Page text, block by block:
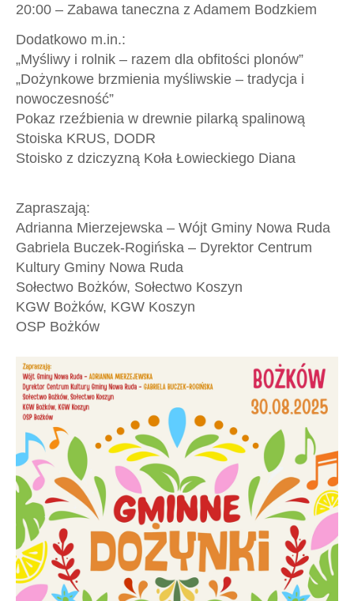
20:00 – Zabawa taneczna z Adamem Bodzkiem
Dodatkowo m.in.:
„Myśliwy i rolnik – razem dla obfitości plonów”
„Dożynkowe brzmienia myśliwskie – tradycja i
nowoczesność”
Pokaz rzeźbienia w drewnie pilarką spalinową
Stoiska KRUS, DODR
Stoisko z dziczyzną Koła Łowieckiego Diana
Zapraszają:
Adrianna Mierzejewska – Wójt Gminy Nowa Ruda
Gabriela Buczek-Rogińska – Dyrektor Centrum
Kultury Gminy Nowa Ruda
Sołectwo Bożków, Sołectwo Koszyn
KGW Bożków, KGW Koszyn
OSP Bożków